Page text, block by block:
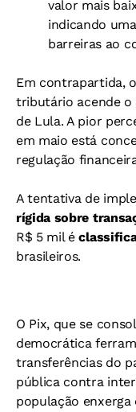
valor mais
indicando
barreiras ao
Em contrapartida,
tributário acende o
de Lula. A pior
em maio está
regulação
A tentativa de
rígida sobre
R$ 5 mil é
brasileiros.
O Pix, que se
democrática
transferências do
pública contra
população enxerga